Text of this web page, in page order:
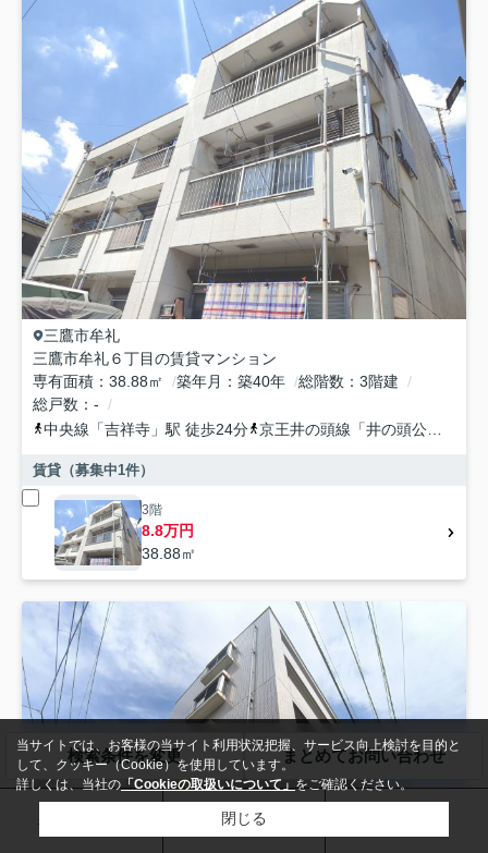
三鷹市牟礼
三鷹市牟礼６丁目の賃貸マンション
専有面積
38.88㎡ 築年月 築40年 総階数
3階建
総戸数
-
中央線 「吉祥寺 」駅 徒歩24分 京王井の頭線 「井の頭公園
賃貸（募集中1件）
3階
8.8万円
38.88㎡
検索条件を変更 まとめてお問い合わせ
お問い合わせ 電話
当サイトでは、お客様の当サイト利用状況把握、サービス向上検討を目的と
して、クッキー（Cookie）を使用しています。
詳しくは、当社の「Cookieの取扱いについて」をご確認ください。
閉じる